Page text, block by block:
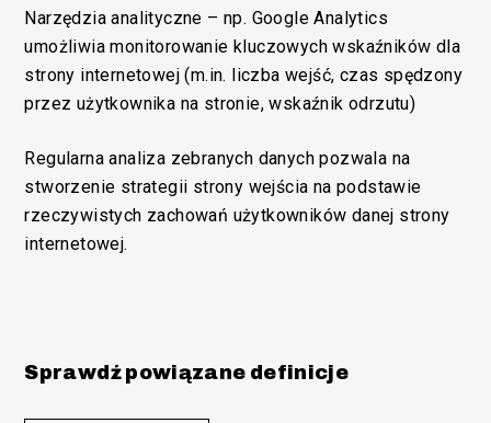
Narzędzia analityczne – np. Google Analytics
umożliwia monitorowanie kluczowych wskaźników dla
strony internetowej (m.in. liczba wejść, czas spędzony
przez użytkownika na stronie, wskaźnik odrzutu)
Regularna analiza zebranych danych pozwala na
stworzenie strategii strony wejścia na podstawie
rzeczywistych zachowań użytkowników danej strony
internetowej.
Sprawdź powiązane definicje